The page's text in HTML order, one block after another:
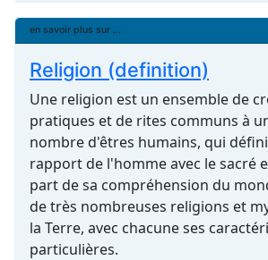
en savoir plus sur ...
Religion (definition)
Une religion est un ensemble de
pratiques et de rites communs à
nombre d'êtres humains, qui
rapport de l'homme avec le sacré
part de sa compréhension du
de très nombreuses religions et
la Terre, avec chacune ses
particulières.